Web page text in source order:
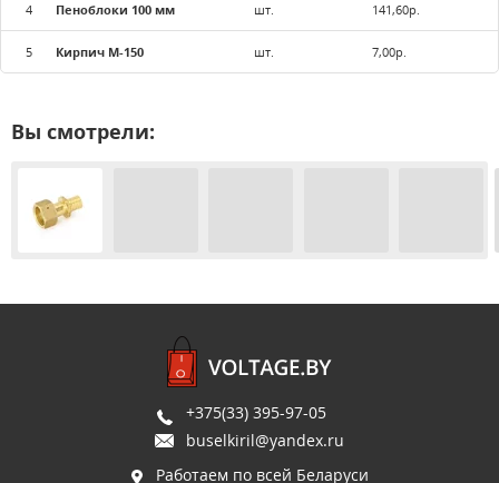
4 Пеноблоки 100 мм шт. 141,60р.
5 Кирпич М-150 шт. 7,00р.
Вы смотрели:
+375(33) 395-97-05
buselkiril@yandex.ru
Работаем по всей Беларуси